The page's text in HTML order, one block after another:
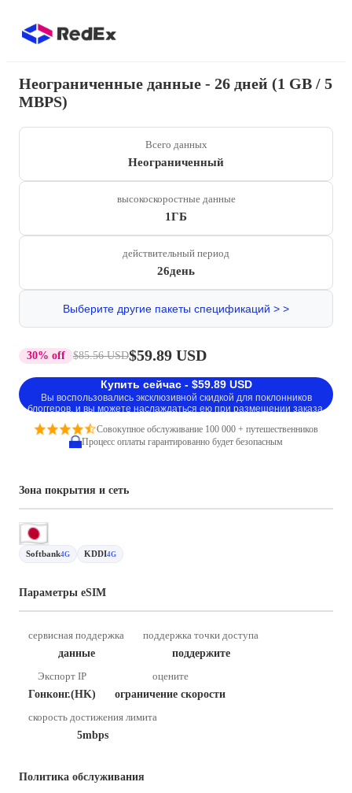
Неограниченные данные - 26 дней (1 GB / 5
MBPS)
Всего данных
Неограниченный
высокоскоростные данные
1ГБ
действительный период
26день
Выберите другие пакеты спецификаций > >
30% off $85.56 USD$59.89 USD
Купить сейчас - $59.89 USD
Вы воспользовались эксклюзивной скидкой для поклонников
блоггеров, и вы можете наслаждаться ею при размещении заказа.
Совокупное обслуживание 100 000 + путешественников
Процесс оплаты гарантированно будет безопасным
Зона покрытия и сеть
Softbank4G KDDI4G
Параметры eSIM
сервисная поддержка
данные
поддержка точки доступа
поддержите
Экспорт IP
Гонконг.(HK)
оцените
ограничение скорости
скорость достижения лимита
5mbps
Политика обслуживания